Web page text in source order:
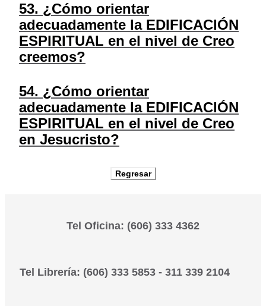
53. ¿Cómo orientar
adecuadamente la EDIFICACIÓN
ESPIRITUAL en el nivel de Creo
creemos?
54. ¿Cómo orientar
adecuadamente la EDIFICACIÓN
ESPIRITUAL en el nivel de Creo
en Jesucristo?
Tel Oficina: (606) 333 4362
Tel Librería: (606) 333 5853 - 311 339 2104